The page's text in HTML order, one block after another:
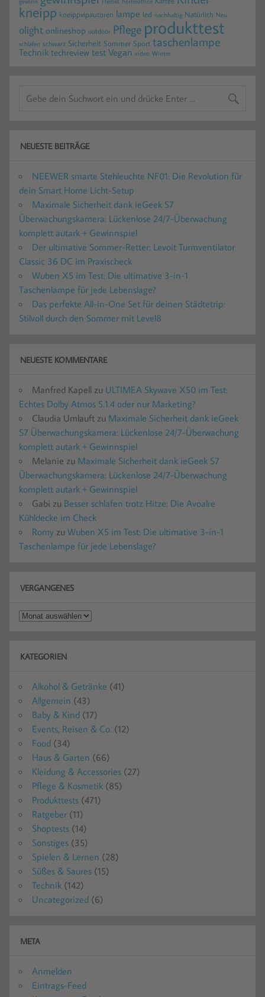
kneipp kneippvipautoren lampe led nachhaltig Natürlich Neu
olight onlineshop outdoor Pflege produkttest
schlafen schwarz Sicherheit Sommer Sport taschenlampe
Technik techreview test Vegan video Winter
NEUESTE BEITRÄGE
NEEWER smarte Stehleuchte NF01: Die Revolution für
dein Smart Home Licht-Setup
Maximale Sicherheit dank ieGeek S7
Überwachungskamera: Lückenlose 24/7-Überwachung
komplett autark + Gewinnspiel
Der ultimative Sommer-Retter: Levoit Turmventilator
Classic 36 DC im Praxischeck
Wuben X5 im Test: Die ultimative 3-in-1
Taschenlampe für jede Lebenslage?
Das perfekte All-in-One Set für deinen Städtetrip:
Stilvoll durch den Sommer mit Level8
NEUESTE KOMMENTARE
Manfred Kapell zu ULTIMEA Skywave X50 im Test:
Echtes Dolby Atmos 5.1.4 oder nur Marketing?
Claudia Umlauft zu Maximale Sicherheit dank ieGeek
S7 Überwachungskamera: Lückenlose 24/7-Überwachung
komplett autark + Gewinnspiel
Melanie zu Maximale Sicherheit dank ieGeek S7
Überwachungskamera: Lückenlose 24/7-Überwachung
komplett autark + Gewinnspiel
Gabi zu Besser schlafen trotz Hitze: Die Avoalre
Kühldecke im Check
Romy zu Wuben X5 im Test: Die ultimative 3-in-1
Taschenlampe für jede Lebenslage?
VERGANGENES
Vergangenes
KATEGORIEN
Alkohol & Getränke (41)
Allgemein (43)
Baby & Kind (17)
Events, Reisen & Co. (12)
Food (34)
Haus & Garten (66)
Kleidung & Accessories (27)
Pflege & Kosmetik (85)
Produkttests (471)
Ratgeber (11)
Shoptests (14)
Sonstiges (35)
Spielen & Lernen (28)
Süßes & Saures (15)
Technik (142)
Uncategorized (6)
META
Anmelden
Eintrags-Feed